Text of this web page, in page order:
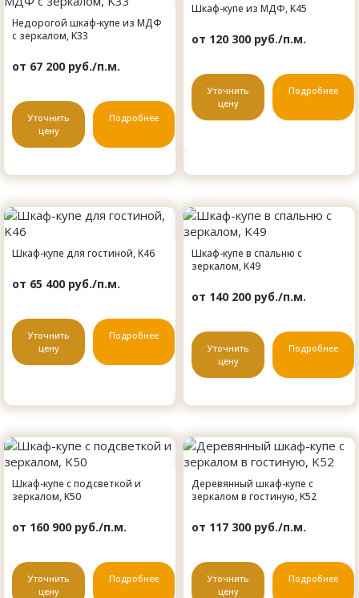
Недорогой шкаф-купе из МДФ
с зеркалом, K33
от 67 200 руб./п.м.
Уточнить
цену
Подробнее
Шкаф-купе из МДФ, K45
от 120 300 руб./п.м.
Уточнить
цену
Подробнее
Шкаф-купе для гостиной, K46
от 65 400 руб./п.м.
Уточнить
цену
Подробнее
Шкаф-купе в спальню с
зеркалом, K49
от 140 200 руб./п.м.
Уточнить
цену
Подробнее
Шкаф-купе с подсветкой и
зеркалом, K50
от 160 900 руб./п.м.
Уточнить
цену
Подробнее
Деревянный шкаф-купе с
зеркалом в гостиную, K52
от 117 300 руб./п.м.
Уточнить
цену
Подробнее